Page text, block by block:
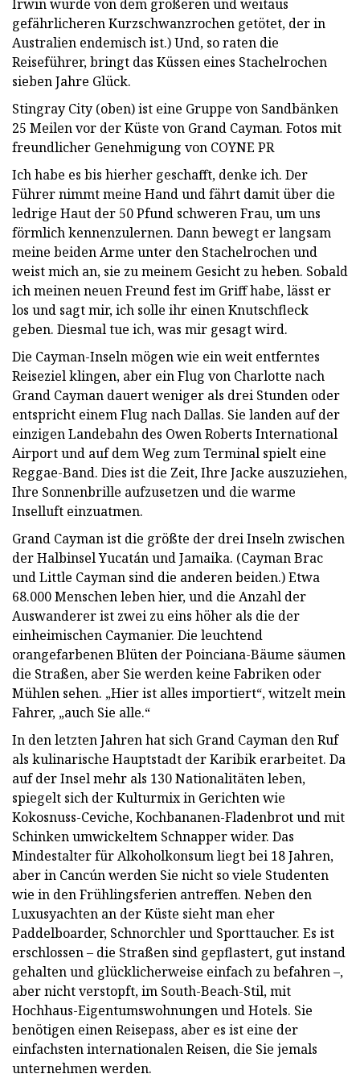
Irwin wurde von dem größeren und weitaus
gefährlicheren Kurzschwanzrochen getötet, der in
Australien endemisch ist.) Und, so raten die
Reiseführer, bringt das Küssen eines Stachelrochen
sieben Jahre Glück.
Stingray City (oben) ist eine Gruppe von Sandbänken
25 Meilen vor der Küste von Grand Cayman. Fotos mit
freundlicher Genehmigung von COYNE PR
Ich habe es bis hierher geschafft, denke ich. Der
Führer nimmt meine Hand und fährt damit über die
ledrige Haut der 50 Pfund schweren Frau, um uns
förmlich kennenzulernen. Dann bewegt er langsam
meine beiden Arme unter den Stachelrochen und
weist mich an, sie zu meinem Gesicht zu heben. Sobald
ich meinen neuen Freund fest im Griff habe, lässt er
los und sagt mir, ich solle ihr einen Knutschfleck
geben. Diesmal tue ich, was mir gesagt wird.
Die Cayman-Inseln mögen wie ein weit entferntes
Reiseziel klingen, aber ein Flug von Charlotte nach
Grand Cayman dauert weniger als drei Stunden oder
entspricht einem Flug nach Dallas. Sie landen auf der
einzigen Landebahn des Owen Roberts International
Airport und auf dem Weg zum Terminal spielt eine
Reggae-Band. Dies ist die Zeit, Ihre Jacke auszuziehen,
Ihre Sonnenbrille aufzusetzen und die warme
Inselluft einzuatmen.
Grand Cayman ist die größte der drei Inseln zwischen
der Halbinsel Yucatán und Jamaika. (Cayman Brac
und Little Cayman sind die anderen beiden.) Etwa
68.000 Menschen leben hier, und die Anzahl der
Auswanderer ist zwei zu eins höher als die der
einheimischen Caymanier. Die leuchtend
orangefarbenen Blüten der Poinciana-Bäume säumen
die Straßen, aber Sie werden keine Fabriken oder
Mühlen sehen. „Hier ist alles importiert“, witzelt mein
Fahrer, „auch Sie alle.“
In den letzten Jahren hat sich Grand Cayman den Ruf
als kulinarische Hauptstadt der Karibik erarbeitet. Da
auf der Insel mehr als 130 Nationalitäten leben,
spiegelt sich der Kulturmix in Gerichten wie
Kokosnuss-Ceviche, Kochbananen-Fladenbrot und mit
Schinken umwickeltem Schnapper wider. Das
Mindestalter für Alkoholkonsum liegt bei 18 Jahren,
aber in Cancún werden Sie nicht so viele Studenten
wie in den Frühlingsferien antreffen. Neben den
Luxusyachten an der Küste sieht man eher
Paddelboarder, Schnorchler und Sporttaucher. Es ist
erschlossen – die Straßen sind gepflastert, gut instand
gehalten und glücklicherweise einfach zu befahren –,
aber nicht verstopft, im South-Beach-Stil, mit
Hochhaus-Eigentumswohnungen und Hotels. Sie
benötigen einen Reisepass, aber es ist eine der
einfachsten internationalen Reisen, die Sie jemals
unternehmen werden.